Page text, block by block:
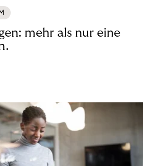
mehr als nur eine